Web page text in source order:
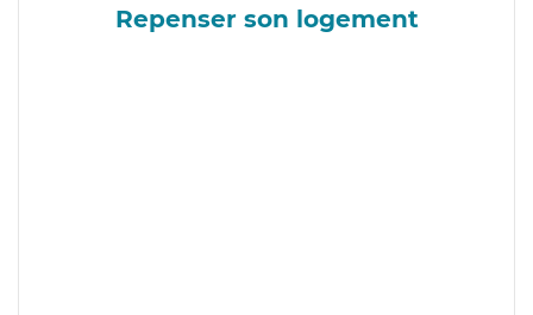
Repenser son logement